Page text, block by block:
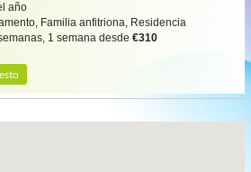
año
Familia anfitriona, Residencia
1 semana desde €310